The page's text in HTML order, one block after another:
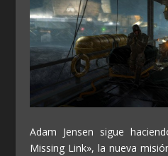
Adam Jensen sigue
Missing Link», la nueva